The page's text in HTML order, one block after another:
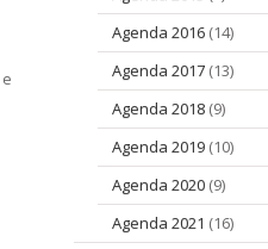
Agenda 2016 (14)
Agenda 2017 (13)
Agenda 2018 (9)
Agenda 2019 (10)
Agenda 2020 (9)
Agenda 2021 (16)